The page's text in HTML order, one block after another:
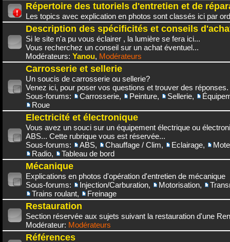
Répertoire des tutoriels d'entretien et de
Les topics avec explication en photos sont classés ici par
Description des spécificités et conseils
Si le site n'a pu vous éclairer , la lumière se fera ici...
Vous recherchez un conseil sur un achat éventuel...
Modérateurs: Yanou, Modérateurs
Carrosserie et sellerie
Un soucis de carrosserie ou sellerie?
Venez ici, pour poser vos questions et trouver des réponses.
Sous-forums:
Carrosserie, Peinture, Sellerie,
Roue
Electricité et électronique
Vous avez un souci sur un équipement électrique ou
ABS... Cette rubrique vous est réservée...
Sous-forums:
ABS, Chauffage / Clim, Eclairage,
Radio, Tableau de bord
Mécanique
Explications en photos d'opération d'entretien de mécanique
Sous-forums:
Injection/Carburation, Motorisation,
Trains roulant, Freinage
Restauration
Section réservée aux sujets suivant la restauration d'une
Modérateur: Modérateurs
Références